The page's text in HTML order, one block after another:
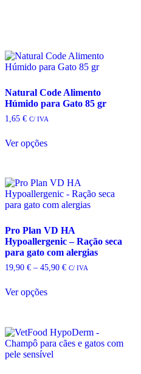
Natural Code Alimento
Húmido para Gato 85 gr
1,65 € C/ IVA
Ver opçõesproduct
The
options
may
chosen
on
the
product
Pro Plan VD HA
Hypoallergenic – Ração seca
para gato com alergias
19,90 € – 45,90 €Price
C/ IVA
Ver opçõesproduct
The
options
may